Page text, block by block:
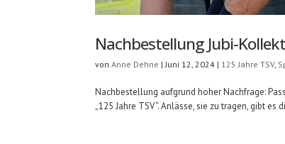
Nachbestellung Jubi-
vonAnne Dehne |Juni 12, 2024 | 125 Jahre TSV,
Nachbestellung aufgrund hoher Nachfrage:
„125 Jahre TSV“. Anlässe, sie zu tragen, gibt